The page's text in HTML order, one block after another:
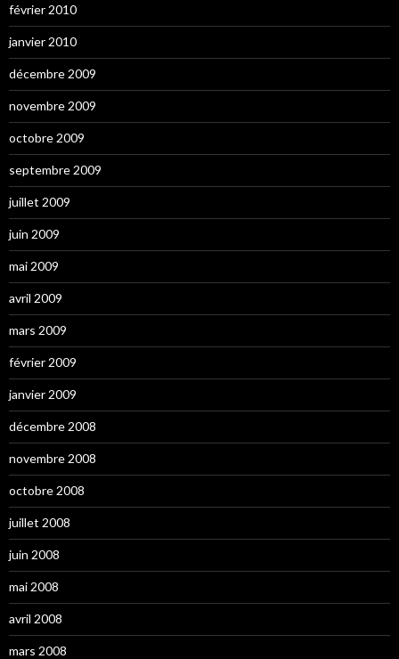
février 2010
janvier 2010
décembre 2009
novembre 2009
octobre 2009
septembre 2009
juillet 2009
juin 2009
mai 2009
avril 2009
mars 2009
février 2009
janvier 2009
décembre 2008
novembre 2008
octobre 2008
juillet 2008
juin 2008
mai 2008
avril 2008
mars 2008